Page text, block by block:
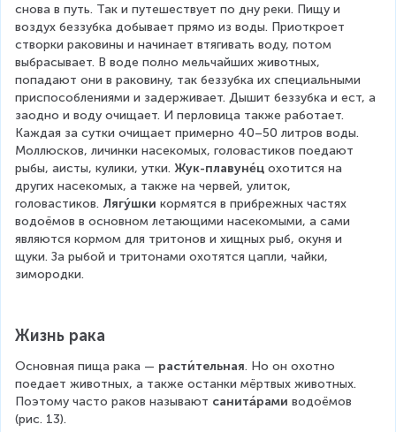
снова в путь. Так и путешествует по дну реки. Пищу и
воздух беззубка добывает прямо из воды. Приоткроет
створки раковины и начинает втягивать воду, потом
выбрасывает. В воде полно мельчайших животных,
попадают они в раковину, так беззубка их специальными
приспособлениями и задерживает. Дышит беззубка и ест, а
заодно и воду очищает. И перловица также работает.
Каждая за сутки очищает примерно 40–50 литров воды.
Моллюсков, личинки насекомых, головастиков поедают
рыбы, аисты, кулики, утки. Жук-плавуне́ц охотится на
других насекомых, а также на червей, улиток,
головастиков. Лягу́шки кормятся в прибрежных частях
водоёмов в основном летающими насекомыми, а сами
являются кормом для тритонов и хищных рыб, окуня и
щуки. За рыбой и тритонами охотятся цапли, чайки,
зимородки.
Жизнь рака
Основная пища рака — расти́тельная. Но он охотно
поедает животных, а также останки мёртвых животных.
Поэтому часто раков называют санита́рами водоёмов
(рис. 13).